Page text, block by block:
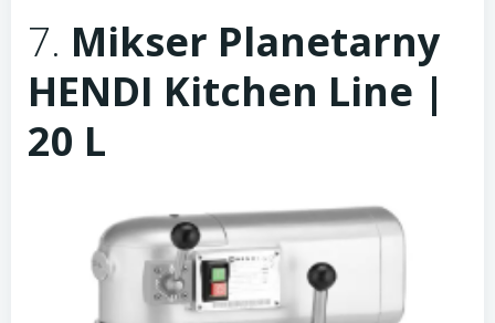
7. Mikser Planetarny
HENDI Kitchen Line |
20 L